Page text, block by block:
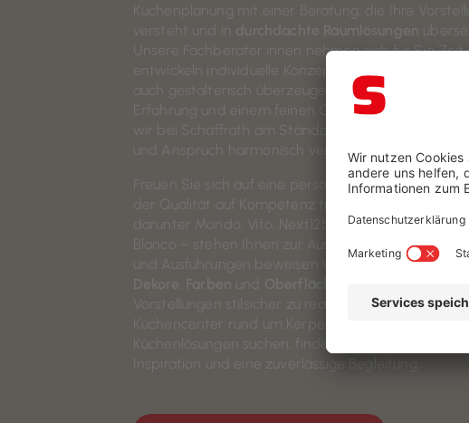
Küchenplanung mit einer Beratung, die Ihre
versteht und in durchdachte Raumlösungen
Unsere Fachberater:innen nehmen sich für Sie Zeit
entwickeln individuelle Konzepte, die sowohl
auch gestalterisch überzeugen. Dank
Erfahrung und einem feinen Gespür für Ästhetik
wir bei Schaffrath am Standort Kerpen Ideen, die
und Anspruch harmonisch vereinen.
Freuen Sie sich auf eine persönliche
der Qualität auf Kompetenz trifft. Über
darunter Mondo, Vito, Next125, Schüller, Siemens
Blanco – stehen Ihnen zur Auswahl. Auch bei
und Ausführungen beweisen wir Vielfalt: Mehr als
Dekore Farben und Oberflächen
Vorstellungen stilsicher zu realisieren. Wenn Sie im
Küchencenter rund um Kerpen nach individuellen
Küchenlösungen suchen, finden Sie hier die
Inspiration und eine zuverlässige Begleitung.